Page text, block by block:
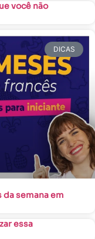
você não
DICAS
da semana em
essa